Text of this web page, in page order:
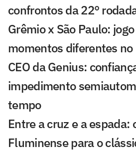
confrontos da 22°
Grêmio x São Paulo:
momentos diferentes
CEO da Genius:
impedimento
tempo
Entre a cruz e a espada:
Fluminense para o